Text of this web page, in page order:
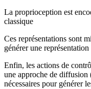
La proprioception est
classique
Ces représentations sont
générer une
Enfin, les actions de
une approche de diffusion
nécessaires pour générer